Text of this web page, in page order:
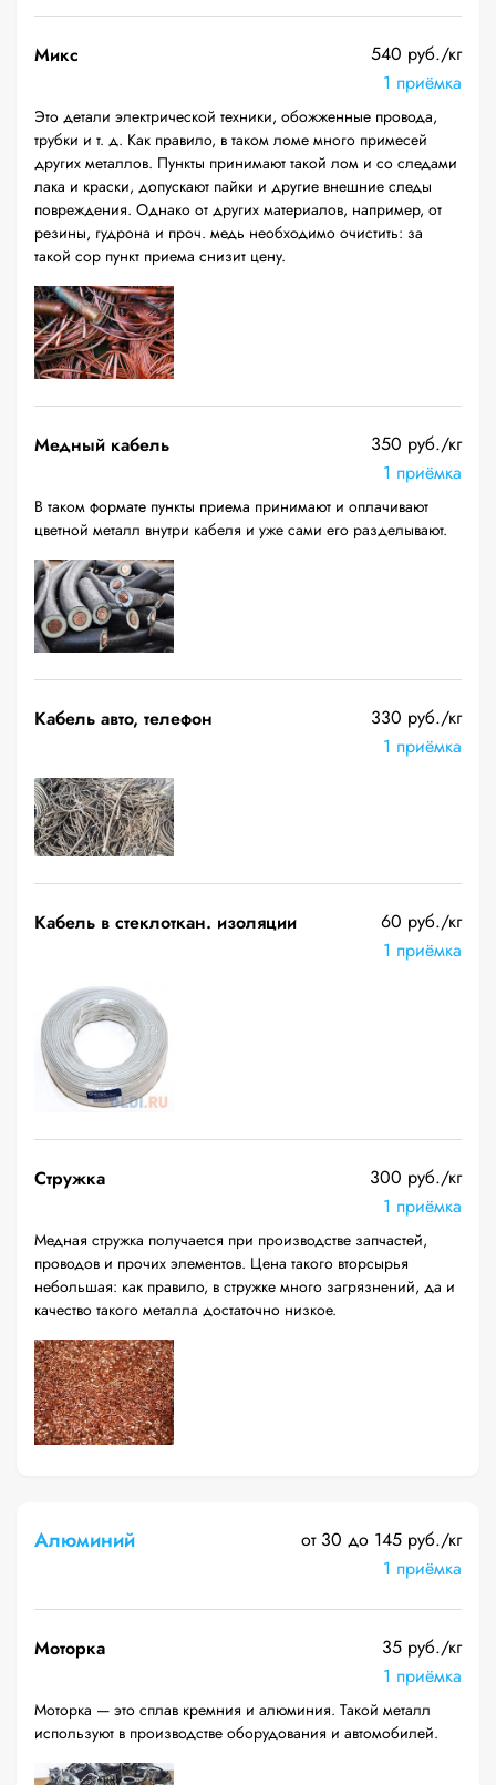
Микс
540 руб./кг
1 приёмка
Это детали электрической техники, обожженные провода,
трубки и т. д. Как правило, в таком ломе много примесей
других металлов. Пункты принимают такой лом и со следами
лака и краски, допускают пайки и другие внешние следы
повреждения. Однако от других материалов, например, от
резины, гудрона и проч. медь необходимо очистить: за
такой сор пункт приема снизит цену.
Медный кабель
350 руб./кг
1 приёмка
В таком формате пункты приема принимают и оплачивают
цветной металл внутри кабеля и уже сами его разделывают.
Кабель авто, телефон
330 руб./кг
1 приёмка
Кабель в стеклоткан. изоляции
60 руб./кг
1 приёмка
Стружка
300 руб./кг
1 приёмка
Медная стружка получается при производстве запчастей,
проводов и прочих элементов. Цена такого вторсырья
небольшая: как правило, в стружке много загрязнений, да и
качество такого металла достаточно низкое.
Алюминий
от 30 до 145 руб./кг
1 приёмка
Моторка
35 руб./кг
1 приёмка
Моторка — это сплав кремния и алюминия. Такой металл
используют в производстве оборудования и автомобилей.